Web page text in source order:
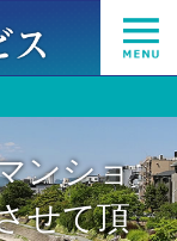
ンショ
せて頂